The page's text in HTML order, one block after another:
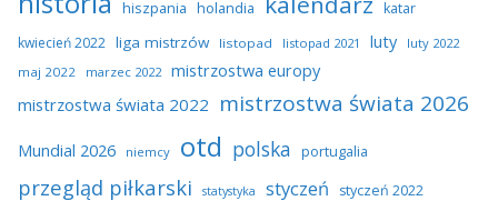
hiszpania holandia
katar
kwiecień 2022 liga mistrzów listopad listopad 2021 luty
luty 2022
maj 2022
marzec 2022 mistrzostwa europy
mistrzostwa świata 2022 mistrzostwa świata 2026
Mundial 2026 niemcy otd polska portugalia
przegląd piłkarski statystyka styczeń styczeń 2022